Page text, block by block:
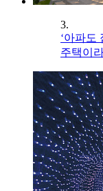
3.
‘아파도
주택이